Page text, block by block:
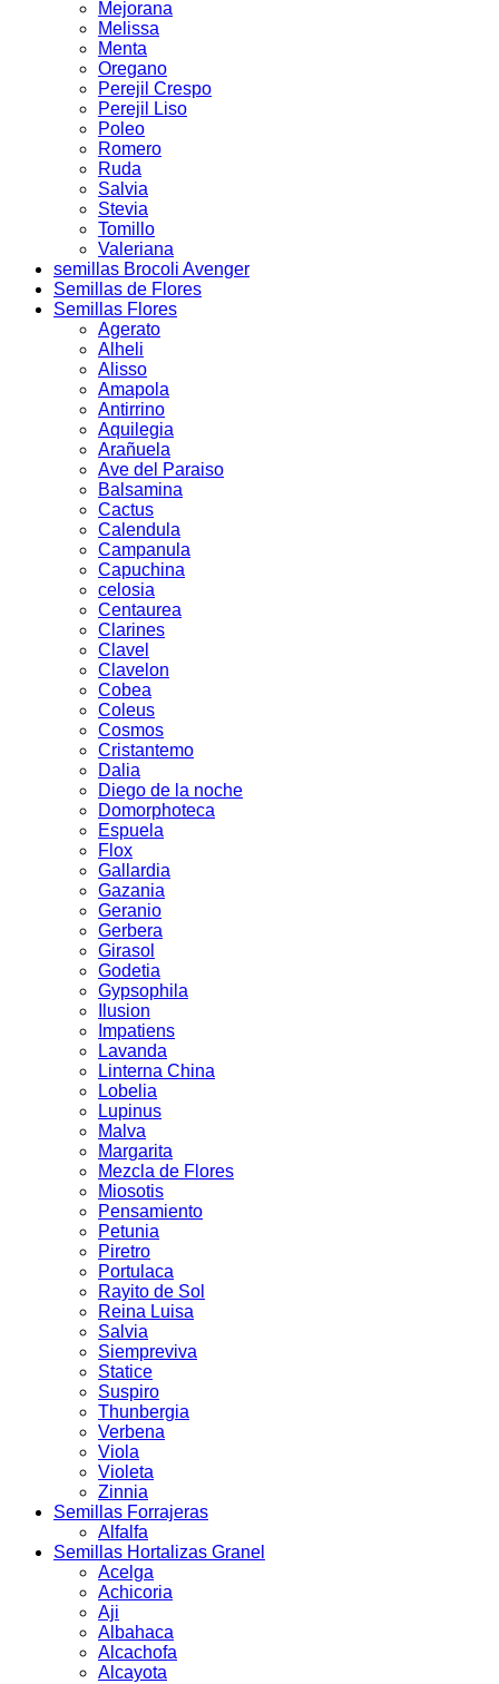
Mejorana
Melissa
Menta
Oregano
Perejil Crespo
Perejil Liso
Poleo
Romero
Ruda
Salvia
Stevia
Tomillo
Valeriana
semillas Brocoli Avenger
Semillas de Flores
Semillas Flores
Agerato
Alheli
Alisso
Amapola
Antirrino
Aquilegia
Arañuela
Ave del Paraiso
Balsamina
Cactus
Calendula
Campanula
Capuchina
celosia
Centaurea
Clarines
Clavel
Clavelon
Cobea
Coleus
Cosmos
Cristantemo
Dalia
Diego de la noche
Domorphoteca
Espuela
Flox
Gallardia
Gazania
Geranio
Gerbera
Girasol
Godetia
Gypsophila
Ilusion
Impatiens
Lavanda
Linterna China
Lobelia
Lupinus
Malva
Margarita
Mezcla de Flores
Miosotis
Pensamiento
Petunia
Piretro
Portulaca
Rayito de Sol
Reina Luisa
Salvia
Siempreviva
Statice
Suspiro
Thunbergia
Verbena
Viola
Violeta
Zinnia
Semillas Forrajeras
Alfalfa
Semillas Hortalizas Granel
Acelga
Achicoria
Aji
Albahaca
Alcachofa
Alcayota